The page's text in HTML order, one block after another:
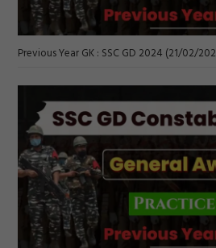
Previous Year GK : SSC GD 2024 (21/02/